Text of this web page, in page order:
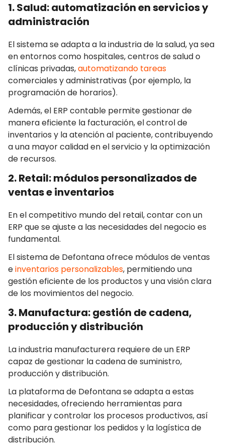
1. Salud: automatización en servicios y
administración
El sistema se adapta a la industria de la salud, ya sea
en entornos como hospitales, centros de salud o
clínicas privadas,automatizando tareas
comerciales y administrativas (por ejemplo, la
programación de horarios).
Además, el ERP contable permite gestionar de
manera eficiente la facturación, el control de
inventarios y la atención al paciente, contribuyendo
a una mayor calidad en el servicio y la optimización
de recursos.
2. Retail: módulos personalizados de
ventas e inventarios
En el competitivo mundo del retail, contar con un
ERP que se ajuste a las necesidades del negocio es
fundamental.
El sistema de Defontana ofrece módulos de ventas
einventarios personalizables, permitiendo una
gestión eficiente de los productos y una visión clara
de los movimientos del negocio.
3. Manufactura: gestión de cadena,
producción y distribución
La industria manufacturera requiere de un ERP
capaz de gestionar la cadena de suministro,
producción y distribución.
La plataforma de Defontana se adapta a estas
necesidades, ofreciendo herramientas para
planificar y controlar los procesos productivos, así
como para gestionar los pedidos y la logística de
distribución.